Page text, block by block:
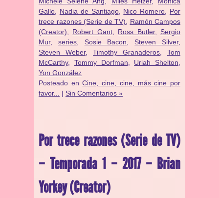
Gallo
Nadia de Santiago, Nico Romero
Por
trece razones (Serie de TV)
Ramón Campos
(Creator)
Robert Gant, Ross Butler, Sergio
Mur, series, Sosie Bacon Steven Silver,
Steven Weber, Timothy Granaderos
Tom
McCarthy, Tommy Dorfman Uriah Shelton
Yon González
Posteado enCine, cine, cine, más cine por
favor...
| Sin Comentarios »
Por trece razones (Serie de TV)
– Temporada 1 – 2017 – Brian
Yorkey (Creator)